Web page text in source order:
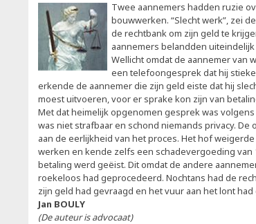
Twee aannemers hadden ruzie
bouwwerken. “Slecht werk”, zei
de rechtbank om zijn geld te
aannemers belandden
Wellicht omdat de aannemer van
een telefoongesprek dat hij
erkende de aannemer die zijn geld eiste dat hij
moest uitvoeren, voor er sprake kon zijn van
Met dat heimelijk opgenomen gesprek was
was niet strafbaar en schond niemands privacy.
aan de eerlijkheid van het proces. Het hof
werken en kende zelfs een schadevergoeding van
betaling werd geëist. Dit omdat de andere
roekeloos had geprocedeerd. Nochtans had de
zijn geld had gevraagd en het vuur aan het lont
Jan BOULY
(De auteur is advocaat)